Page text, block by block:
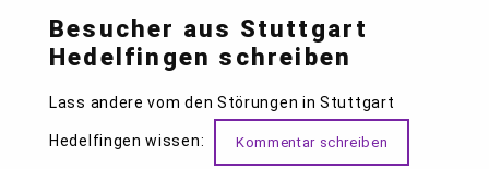
Besucher aus Stuttgart
Hedelfingen schreiben
Lass andere vom den Störungen in Stuttgart
Hedelfingen wissen: Kommentar schreiben